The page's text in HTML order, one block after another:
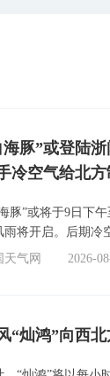
海豚”或登陆
冷空气给北
豚”或将于9日下
雨将开启。后期冷
天气网
2026-
“灿鸿”向西